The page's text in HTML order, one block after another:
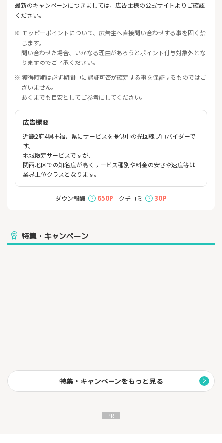
最新のキャンペーンにつきましては、広告主様の公式サイトよりご確認
ください。
※ モッピーポイントについて、広告主へ直接問い合わせする事を固く禁
じます。
問い合わせた場合、いかなる理由があろうとポイント付与対象外とな
りますのでご了承ください。
※ 獲得時期は必ず期間中に認証可否が確定する事を保証するものではご
ざいません。
あくまでも目安としてご参考にしてください。
広告概要
近畿2府4県＋福井県にサービスを提供中の光回線プロバイダーで
す。
地域限定サービスですが、
関西地区での知名度が高くサービス種別や料金の安さや速度等は
業界上位クラスとなります。
ダウン報酬 650P クチコミ 30P
特集・キャンペーン
特集・キャンペーンをもっと見る